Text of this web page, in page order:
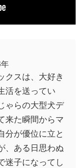
クスは、大好き
活を送ってい
ゃらの大型犬デ
来た瞬間からマ
分が優位に立と
、ある日思わぬ
迷子になってし